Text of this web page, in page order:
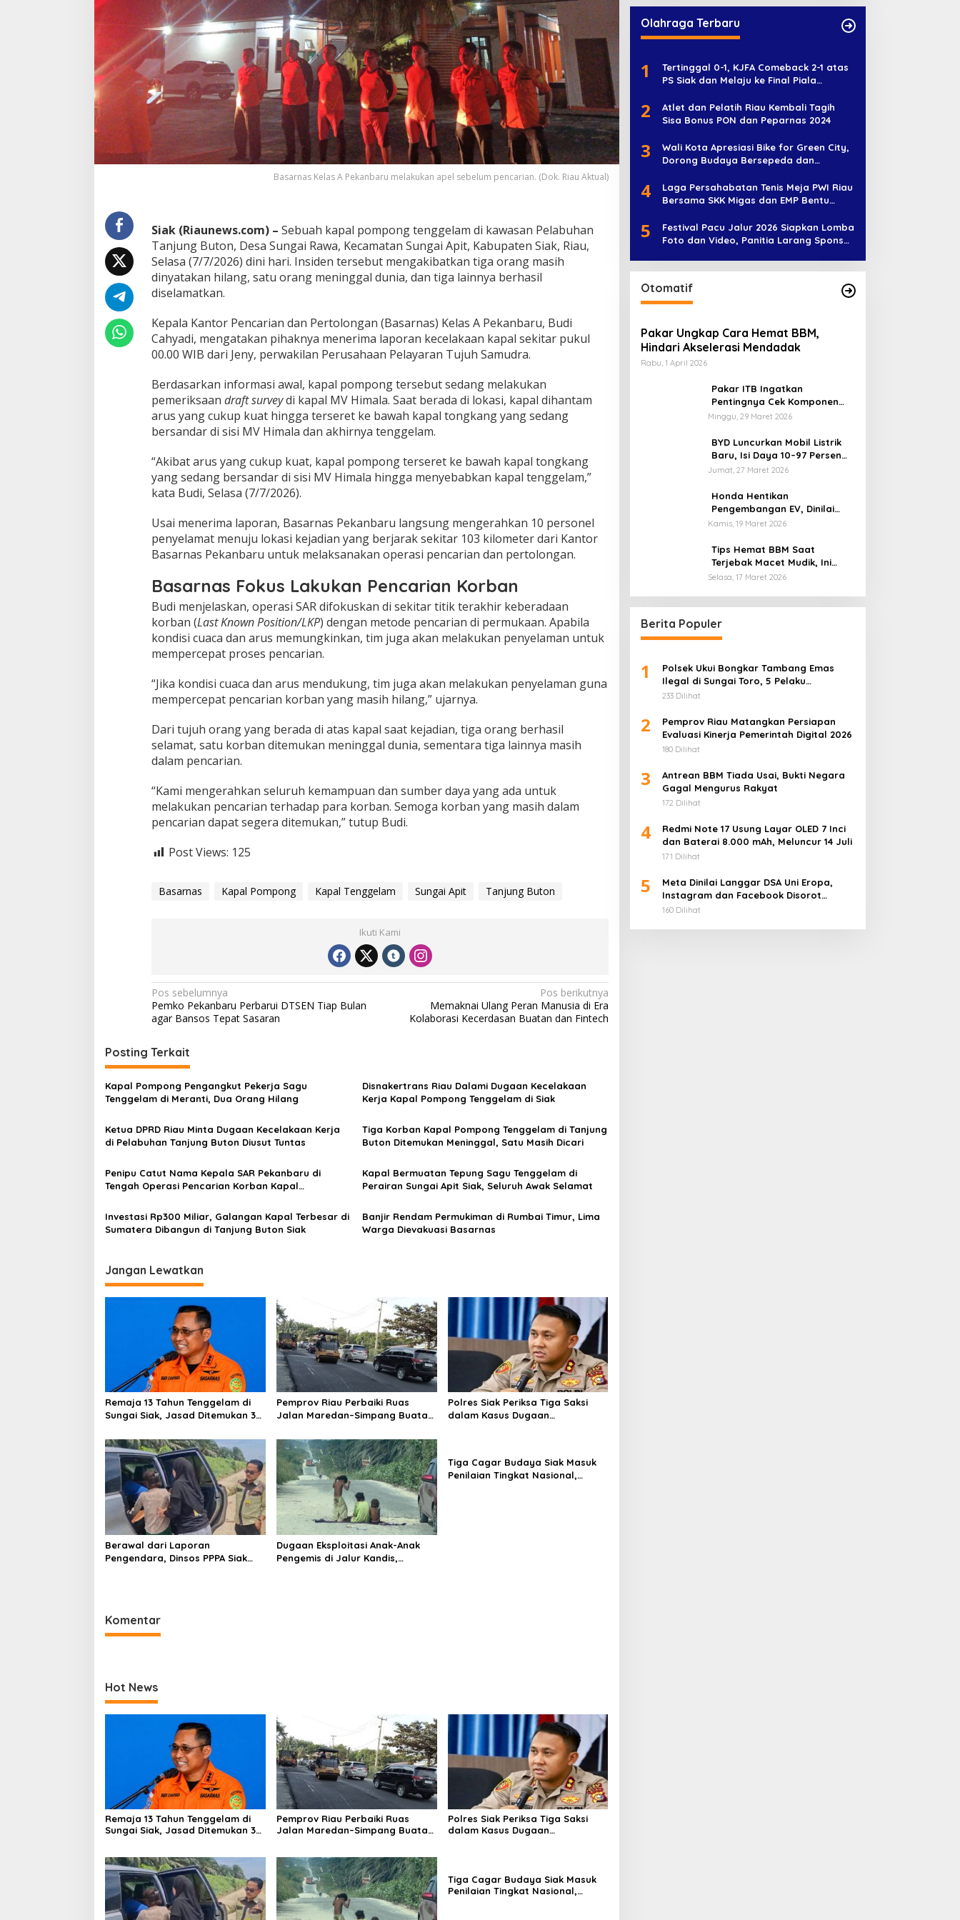
m
d
i
a
n
j
n
g
u
t
a
k
,
T
i
g
O
r
a
n
M
a
s
i
h
i
l
a
n
Basarnas Kelas A Pekanbaru melakukan apel sebelum pencarian. (Dok. Riau Aktual)
Siak (Riaunews.com) – Sebuah kapal pompong tenggelam di kawasan Pelabuhan
Tanjung Buton, Desa Sungai Rawa, Kecamatan Sungai Apit, Kabupaten Siak, Riau,
Selasa (7/7/2026) dini hari. Insiden tersebut mengakibatkan tiga orang masih
dinyatakan hilang, satu orang meninggal dunia, dan tiga lainnya berhasil
diselamatkan.
Kepala Kantor Pencarian dan Pertolongan (Basarnas) Kelas A Pekanbaru, Budi
Cahyadi, mengatakan pihaknya menerima laporan kecelakaan kapal sekitar pukul
00.00 WIB dari Jeny, perwakilan Perusahaan Pelayaran Tujuh Samudra.
Berdasarkan informasi awal, kapal pompong tersebut sedang melakukan
pemeriksaan draft surveydi kapal MV Himala. Saat berada di lokasi, kapal dihantam
arus yang cukup kuat hingga terseret ke bawah kapal tongkang yang sedang
bersandar di sisi MV Himala dan akhirnya tenggelam.
“Akibat arus yang cukup kuat, kapal pompong terseret ke bawah kapal tongkang
yang sedang bersandar di sisi MV Himala hingga menyebabkan kapal tenggelam,”
kata Budi, Selasa (7/7/2026).
Usai menerima laporan, Basarnas Pekanbaru langsung mengerahkan 10 personel
penyelamat menuju lokasi kejadian yang berjarak sekitar 103 kilometer dari Kantor
Basarnas Pekanbaru untuk melaksanakan operasi pencarian dan pertolongan.
Basarnas Fokus Lakukan Pencarian Korban
Budi menjelaskan, operasi SAR difokuskan di sekitar titik terakhir keberadaan
korban (Last Known Position/LKP) dengan metode pencarian di permukaan. Apabila
kondisi cuaca dan arus memungkinkan, tim juga akan melakukan penyelaman untuk
mempercepat proses pencarian.
“Jika kondisi cuaca dan arus mendukung, tim juga akan melakukan penyelaman guna
mempercepat pencarian korban yang masih hilang,” ujarnya.
Dari tujuh orang yang berada di atas kapal saat kejadian, tiga orang berhasil
selamat, satu korban ditemukan meninggal dunia, sementara tiga lainnya masih
dalam pencarian.
“Kami mengerahkan seluruh kemampuan dan sumber daya yang ada untuk
melakukan pencarian terhadap para korban. Semoga korban yang masih dalam
pencarian dapat segera ditemukan,” tutup Budi.
Post Views: 125
Basarnas Kapal Pompong Kapal Tenggelam Sungai Apit Tanjung Buton
Ikuti Kami
N
a
i
g
a
i
o
s
Pos sebelumnya
Pemko Pekanbaru Perbarui DTSEN Tiap Bulan
agar Bansos Tepat Sasaran
Pos berikutnya
Memaknai Ulang Peran Manusia di Era
Kolaborasi Kecerdasan Buatan dan Fintech
Posting Terkait
Kapal Pompong Pengangkut Pekerja Sagu
Tenggelam di Meranti, Dua Orang Hilang
Disnakertrans Riau Dalami Dugaan Kecelakaan
Kerja Kapal Pompong Tenggelam di Siak
Ketua DPRD Riau Minta Dugaan Kecelakaan Kerja
di Pelabuhan Tanjung Buton Diusut Tuntas
Tiga Korban Kapal Pompong Tenggelam di Tanjung
Buton Ditemukan Meninggal, Satu Masih Dicari
Penipu Catut Nama Kepala SAR Pekanbaru di
Tengah Operasi Pencarian Korban Kapal
Kapal Bermuatan Tepung Sagu Tenggelam di
Perairan Sungai Apit Siak, Seluruh Awak Selamat
Investasi Rp300 Miliar, Galangan Kapal Terbesar di
Sumatera Dibangun di Tanjung Buton Siak
Banjir Rendam Permukiman di Rumbai Timur, Lima
Warga Dievakuasi Basarnas
Jangan Lewatkan
Remaja 13 Tahun Tenggelam di
Sungai Siak, Jasad Ditemukan 3
Pemprov Riau Perbaiki Ruas
Jalan Maredan–Simpang Buatan
Polres Siak Periksa Tiga Saksi
dalam Kasus Dugaan
Berawal dari Laporan
Pengendara, Dinsos PPPA Siak
Dugaan Eksploitasi Anak-Anak
Pengemis di Jalur Kandis,
Tiga Cagar Budaya Siak Masuk
Penilaian Tingkat Nasional,
Komentar
Hot News
Remaja 13 Tahun Tenggelam di
Sungai Siak, Jasad Ditemukan 3
Pemprov Riau Perbaiki Ruas
Jalan Maredan–Simpang Buatan
Polres Siak Periksa Tiga Saksi
dalam Kasus Dugaan
Tiga Cagar Budaya Siak Masuk
Penilaian Tingkat Nasional,
Olahraga Terbaru
1
Tertinggal 0-1, KJFA Comeback 2-1 atas
PS Siak dan Melaju ke Final Piala
2
Atlet dan Pelatih Riau Kembali Tagih
Sisa Bonus PON dan Peparnas 2024
3
Wali Kota Apresiasi Bike for Green City,
Dorong Budaya Bersepeda dan
4
Laga Persahabatan Tenis Meja PWI Riau
Bersama SKK Migas dan EMP Bentu
5
Festival Pacu Jalur 2026 Siapkan Lomba
Foto dan Video, Panitia Larang Sponsor
Otomatif
Pakar Ungkap Cara Hemat BBM,
Hindari Akselerasi Mendadak
Rabu, 1 April 2026
Pakar ITB Ingatkan
Pentingnya Cek Komponen
Kendaraan Usai Mudik
Minggu, 29 Maret 2026
BYD Luncurkan Mobil Listrik
Baru, Isi Daya 10–97 Persen
Hanya 9 Menit
Jumat, 27 Maret 2026
Honda Hentikan
Pengembangan EV, Dinilai
Kian Tertinggal di Industri
Kamis, 19 Maret 2026
Tips Hemat BBM Saat
Terjebak Macet Mudik, Ini
Saran Pakar ITB
Selasa, 17 Maret 2026
Berita Populer
1
Polsek Ukui Bongkar Tambang Emas
Ilegal di Sungai Toro, 5 Pelaku
Diamankan
233 Dilihat
2
Pemprov Riau Matangkan Persiapan
Evaluasi Kinerja Pemerintah Digital 2026
180 Dilihat
3
Antrean BBM Tiada Usai, Bukti Negara
Gagal Mengurus Rakyat
172 Dilihat
4
Redmi Note 17 Usung Layar OLED 7 Inci
dan Baterai 8.000 mAh, Meluncur 14 Juli
171 Dilihat
5
Meta Dinilai Langgar DSA Uni Eropa,
Instagram dan Facebook Disorot
karena Desain Adiktif
160 Dilihat